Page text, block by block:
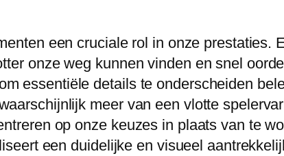
een cruciale rol in onze prestaties.
onze weg kunnen vinden en snel
essentiële details te onderscheiden
meer van een vlotte
op onze keuzes in plaats van te
een duidelijke en visueel